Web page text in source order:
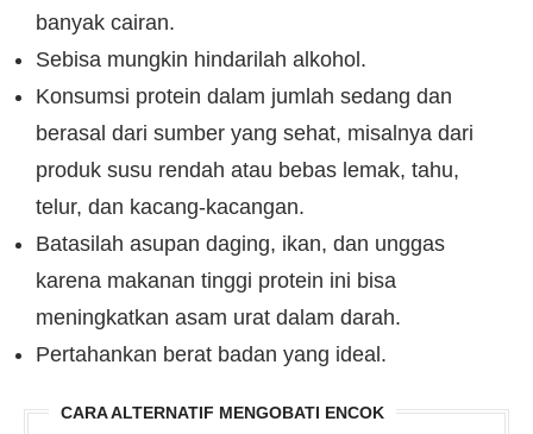
banyak cairan.
Sebisa mungkin hindarilah alkohol.
Konsumsi protein dalam jumlah sedang dan
berasal dari sumber yang sehat, misalnya dari
produk susu rendah atau bebas lemak, tahu,
telur, dan kacang-kacangan.
Batasilah asupan daging, ikan, dan unggas
karena makanan tinggi protein ini bisa
meningkatkan asam urat dalam darah.
Pertahankan berat badan yang ideal.
CARA ALTERNATIF MENGOBATI ENCOK